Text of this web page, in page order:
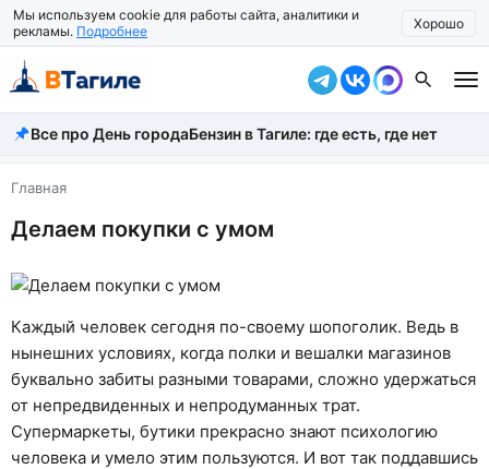
Мы используем cookie для работы сайта, аналитики и
рекламы. Подробнее Хорошо
Все новости
Происшествия
Город
Власть
Экономика
Общество
Рассказать новость
Все про День городаБензин в Тагиле: где есть, где нет
Главная
Делаем покупки с умом
Каждый человек сегодня по-своему шопоголик. Ведь в
нынешних условиях, когда полки и вешалки магазинов
буквально забиты разными товарами, сложно удержаться
от непредвиденных и непродуманных трат.
Супермаркеты, бутики прекрасно знают психологию
человека и умело этим пользуются. И вот так поддавшись